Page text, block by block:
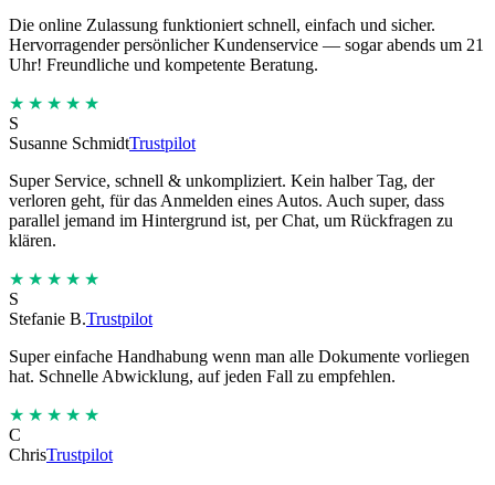
Die online Zulassung funktioniert schnell, einfach und sicher.
Hervorragender persönlicher Kundenservice — sogar abends um 21
Uhr! Freundliche und kompetente Beratung.
★★★★★
S
Susanne SchmidtTrustpilot
Super Service, schnell & unkompliziert. Kein halber Tag, der
verloren geht, für das Anmelden eines Autos. Auch super, dass
parallel jemand im Hintergrund ist, per Chat, um Rückfragen zu
klären.
★★★★★
S
Stefanie B.Trustpilot
Super einfache Handhabung wenn man alle Dokumente vorliegen
hat. Schnelle Abwicklung, auf jeden Fall zu empfehlen.
★★★★★
C
ChrisTrustpilot